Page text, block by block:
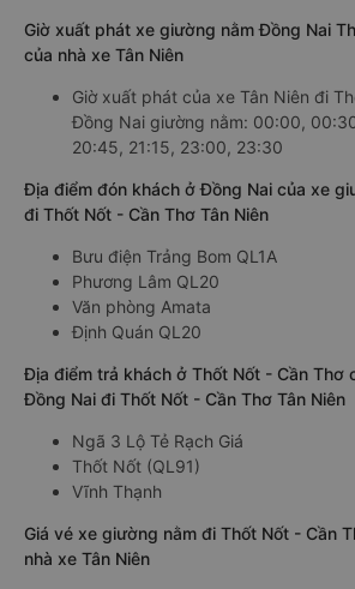
Giờ xuất phát xe giường nằm Đồng Nai
của nhà xe Tân Niên
Giờ xuất phát của xe Tân Niên đi
Đồng Nai giường nằm: 00:00,
20:45, 21:15, 23:00, 23:30
Địa điểm đón khách ở Đồng Nai của xe
đi Thốt Nốt - Cần Thơ Tân Niên
Bưu điện Trảng Bom QL1A
Phương Lâm QL20
Văn phòng Amata
Định Quán QL20
Địa điểm trả khách ở Thốt Nốt - Cần Thơ
Đồng Nai đi Thốt Nốt - Cần Thơ Tân Niên
Ngã 3 Lộ Tẻ Rạch Giá
Thốt Nốt (QL91)
Vĩnh Thạnh
Giá vé xe giường nằm đi Thốt Nốt - Cần
nhà xe Tân Niên